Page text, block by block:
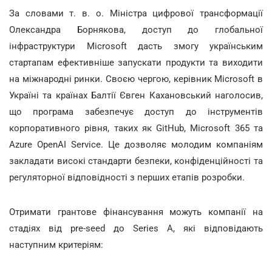
За словами т. в. о. Міністра цифрової трансформації
Олександра Борнякова, доступ до глобальної
інфраструктури Microsoft дасть змогу українським
стартапам ефективніше запускати продукти та виходити
на міжнародні ринки. Своєю чергою, керівник Microsoft в
Україні та країнах Балтії Євген Кахановський наголосив,
що програма забезпечує доступ до інструментів
корпоративного рівня, таких як GitHub, Microsoft 365 та
Azure OpenAI Service. Це дозволяє молодим компаніям
закладати високі стандарти безпеки, конфіденційності та
регуляторної відповідності з перших етапів розробки.
Отримати грантове фінансування можуть компанії на
стадіях від pre-seed до Series A, які відповідають
наступним критеріям: